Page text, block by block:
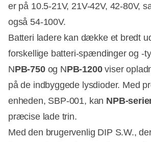
er på 10.5-21V, 21V-42V, 42-80V,
også 54-100V.
Batteri ladere kan dække et bredt
forskellige batteri-spændinger og -
NPB-750 og NPB-1200viser
på de indbyggede lysdioder. Med
enheden, SBP-001, kan NPB-
præcise lade trin.
Med den brugervenlig DIP S.W.,